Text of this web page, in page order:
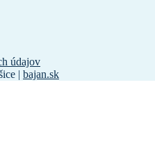
údajov
| bajan.sk